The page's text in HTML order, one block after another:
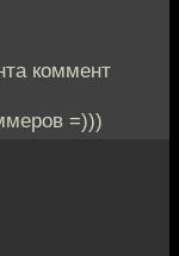
коммент
=)))